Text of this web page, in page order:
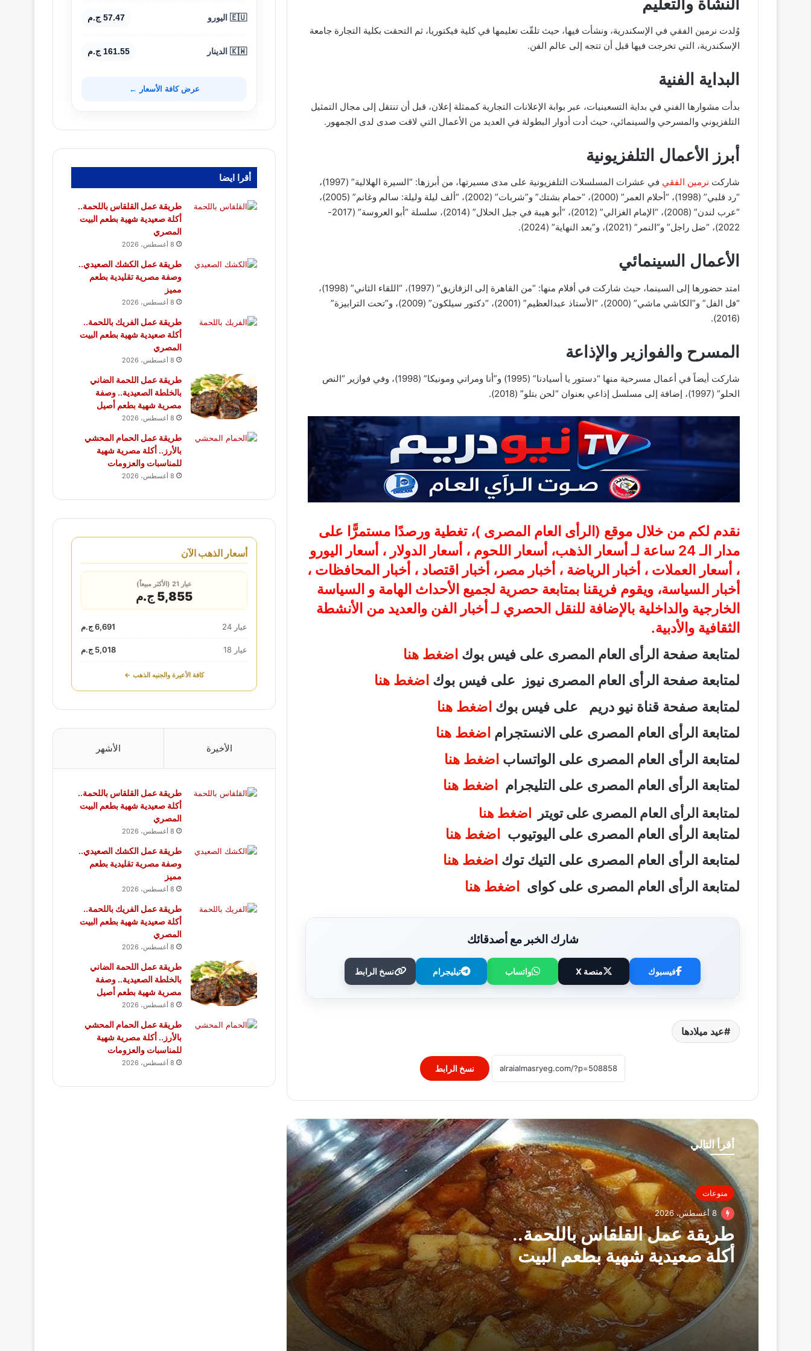
وُلدت نرمين الفقي في الإسكندرية، ونشأت فيها، حيث تلقّت تعليمها في كلية فيكتوريا، ثم التحقت بكلية التجارة جامعة
الإسكندرية، التي تخرجت فيها قبل أن تتجه إلى عالم الفن.
البداية الفنية
بدأت مشوارها الفني في بداية التسعينيات، عبر بوابة الإعلانات التجارية كممثلة إعلان، قبل أن تنتقل إلى مجال التمثيل
التلفزيوني والمسرحي والسينمائي، حيث أدت أدوار البطولة في العديد من الأعمال التي لاقت صدى لدى الجمهور.
أبرز الأعمال التلفزيونية
شاركت نرمين الفقي
في عشرات المسلسلات التلفزيونية على مدى مسيرتها، من أبرزها: “السيرة الهلالية” (1997)،
“رد قلبي” (1998)، “أحلام العمر” (2000)، “حمام بشتك” و”شربات” (2002)، “ألف ليلة وليلة: سالم وغانم” (2005)،
“عرب لندن” (2008)، “الإمام الغزالي” (2012)، “أبو هيبة في جبل الحلال” (2014)، سلسلة “أبو العروسة” (2017-
2022)، “ضل راجل” و”النمر” (2021)، و”بعد النهاية” (2024).
الأعمال السينمائي
امتد حضورها إلى السينما، حيث شاركت في أفلام منها: “من القاهرة إلى الزقازيق” (1997)، “اللقاء الثاني” (1998)،
“فل الفل” و”الكاشي ماشي” (2000)، “الأستاذ عبدالعظيم” (2001)، “دكتور سيلكون” (2009)، و”تحت الترابيزة”
(2016).
المسرح والفوازير والإذاعة
شاركت أيضاً في أعمال مسرحية منها “دستور يا أسيادنا” (1995) و”أنا ومراتي ومونيكا” (1998)، وفي فوازير “النص
الحلو” (1997)، إضافة إلى مسلسل إذاعي بعنوان “لحن بتلو” (2018).
نقدم لكم من خلال موقع ( الرأى العام المصرى )، تغطية ورصدًا مستمرًّا على
مدار الـ 24 ساعة لـ أسعار الذهب، أسعار اللحوم ، أسعار الدولار ، أسعار اليورو
، أسعار العملات ، أخبار الرياضة ، أخبار مصر، أخبار اقتصاد ، أخبار المحافظات ،
أخبار السياسة، ويقوم فريقنا بمتابعة حصرية لجميع الأحداث الهامة و السياسة
الخارجية والداخلية بالإضافة للنقل الحصري لـ أخبار الفن والعديد من الأنشطة
الثقافية والأدبية.
لمتابعة صفحة الرأى العام المصرى على فيس بوك اضغط هنا
لمتابعة صفحة الرأى العام المصرى نيوز على فيس بوك اضغط هنا
لمتابعة صفحة قناة نيو دريم على فيس بوك اضغط هنا
لمتابعة الرأى العام المصرى على الانستجرام اضغط هنا
لمتابعة الرأى العام المصرى على الواتساب اضغط هنا
لمتابعة الرأى العام المصرى على التليجرام
اضغط هنا
لمتابعة الرأى العام المصرى على تويتر اضغط هنا
لمتابعة الرأى العام المصرى على اليوتيوب اضغط هنا
لمتابعة الرأى العام المصرى على التيك توك اضغط هنا
لمتابعة الرأى العام المصرى على كواى اضغط هنا
شارك الخبر مع أصدقائك
فيسبوك منصة X واتساب تيليجرام نسخ الرابط
عيد ميلادها
نسخ الرابط
أقرأ التالي
منوعات
8 أغسطس، 2026
طريقة عمل القلقاس باللحمة..
أكلة صعيدية شهية بطعم البيت
المصري
طريقة عمل اللحمة الضاني بالخلطة
الصعيدية.. وصفة مصرية شهية بطعم أصيل
طريقة عمل الحمام المحشي بالأرز.. أكلة
مصرية شهية للمناسبات والعزومات
طريقة عمل الملوحة الصعيدية.. وصفة
السمك المملح بطعم مصري أصيل
طريقة عمل العيش الشمسي الصعيدي..
وصفة مصرية تقليدية بطعم مميز
🇪🇺 اليورو 57.47 ج.م
🇰🇼 الدينار 161.55 ج.م
عرض كافة الأسعار ←
أقرا ايضا
طريقة عمل القلقاس باللحمة..
أكلة صعيدية شهية بطعم البيت
المصري
8 أغسطس، 2026
طريقة عمل الكشك الصعيدي..
وصفة مصرية تقليدية بطعم
مميز
8 أغسطس، 2026
طريقة عمل الفريك باللحمة..
أكلة صعيدية شهية بطعم البيت
المصري
8 أغسطس، 2026
طريقة عمل اللحمة الضاني
بالخلطة الصعيدية.. وصفة
مصرية شهية بطعم أصيل
8 أغسطس، 2026
طريقة عمل الحمام المحشي
بالأرز.. أكلة مصرية شهية
للمناسبات والعزومات
8 أغسطس، 2026
أسعار الذهب الآن
عيار 21 (الأكثر مبيعاً)
5,855 ج.م
عيار 24 6,691 ج.م
عيار 18 5,018 ج.م
كافة الأعيرة والجنيه الذهب ←
الأخيرة الأشهر
طريقة عمل القلقاس باللحمة..
أكلة صعيدية شهية بطعم البيت
المصري
8 أغسطس، 2026
طريقة عمل الكشك الصعيدي..
وصفة مصرية تقليدية بطعم
مميز
8 أغسطس، 2026
طريقة عمل الفريك باللحمة..
أكلة صعيدية شهية بطعم البيت
المصري
8 أغسطس، 2026
طريقة عمل اللحمة الضاني
بالخلطة الصعيدية.. وصفة
مصرية شهية بطعم أصيل
8 أغسطس، 2026
طريقة عمل الحمام المحشي
بالأرز.. أكلة مصرية شهية
للمناسبات والعزومات
8 أغسطس، 2026